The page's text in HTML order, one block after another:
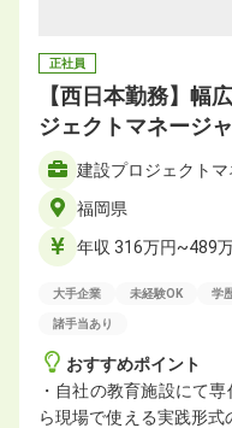
正社員
【西日本勤務】幅
ジェクトマネージ
建設プロジェクト
福岡県
年収 316万円~489
大手企業 未経験OK 学
諸手当あり
おすすめポイント
・自社の教育施設にて
ら現場で使える実践形